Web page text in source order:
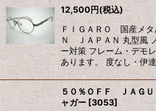
12,500円(税込)
ＦＩＧＡＲＯ 国産メ
Ｎ ＪＡＰＡＮ 丸型風
ー対策 フレーム・デモ
あります。 度なし・伊
５０％ＯＦＦ ＪＡ
ャガー [3053]